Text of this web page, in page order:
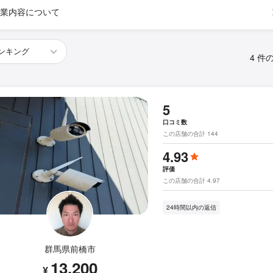
内容について
4 件
群馬県前橋市
13,200
5
口コミ数
この店舗の合計 144
4.93
評価
この店舗の合計 4.97
24時間以内の返信